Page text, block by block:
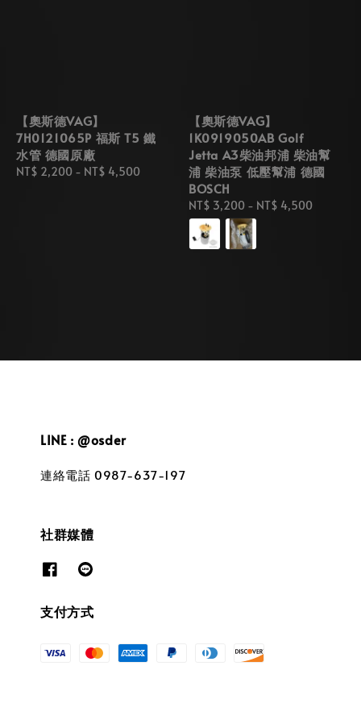
【奧斯德VAG】
7H0121065P 福斯 T5 鐵
水管 德國原廠
Regular
NT$ 2,200 - NT$ 4,500
【奧斯德VAG】
1K0919050AB Golf
Jetta A3柴油邦浦 柴油幫
浦 柴油泵 低壓幫浦 德國
BOSCH
Regular
price
NT$ 3,200 - NT$ 4,500
LINE : @osder
連絡電話 0987-637-197
社群媒體
支付方式